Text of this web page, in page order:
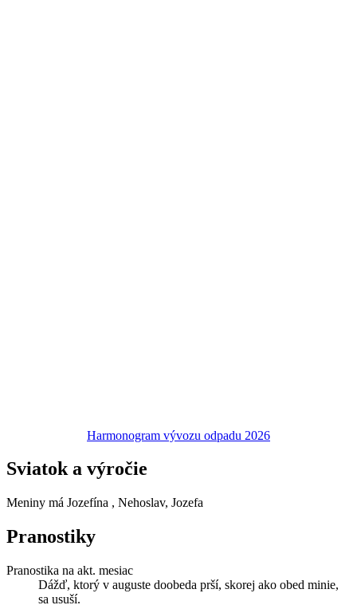
Harmonogram vývozu odpadu 2026
Sviatok a výročie
Meniny má Jozefína , Nehoslav, Jozefa
Pranostiky
Pranostika na akt. mesiac
Dážď, ktorý v auguste doobeda prší, skorej ako obed minie,
sa usuší.